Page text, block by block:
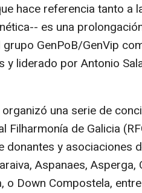
hace referencia tanto a
es una
GenPoB/GenVip
y liderado por Antonio
una serie de
Filharmonía de Galicia
donantes y asociaciones
Aspanaes,
o Down Compostela,